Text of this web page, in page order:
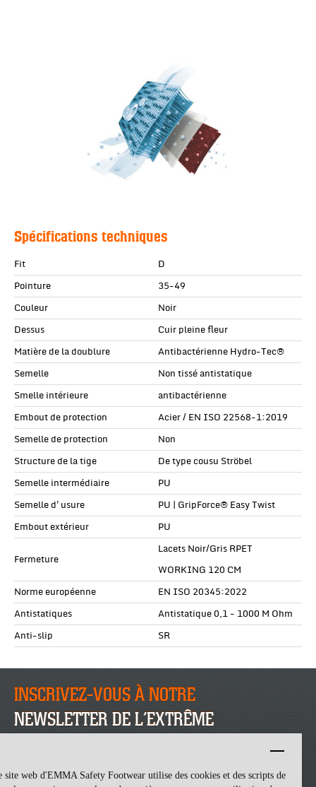
site web d'EMMA Safety Footwear utilise des cookies et des scripts de
Spécifications techniques
Fit
D
Pointure
35-49
Couleur
Noir
Dessus
Cuir pleine fleur
Matière de la doublure
Antibactérienne Hydro-Tec®
Semelle
Non tissé antistatique
Smelle intérieure
antibactérienne
Embout de protection
Acier / EN ISO 22568-1:2019
Semelle de protection
Non
Structure de la tige
De type cousu Ströbel
Semelle intermédiaire
PU
Semelle d'usure
PU | GripForce® Easy Twist
Embout extérieur
PU
Fermeture
Lacets Noir/Gris RPET
WORKING 120 CM
Norme européenne
EN ISO 20345:2022
Antistatiques
Antistatique 0,1 - 1000 M Ohm
Anti-slip
SR
INSCRIVEZ-VOUS À NOTRE
NEWSLETTER DE L’EXTRÊME